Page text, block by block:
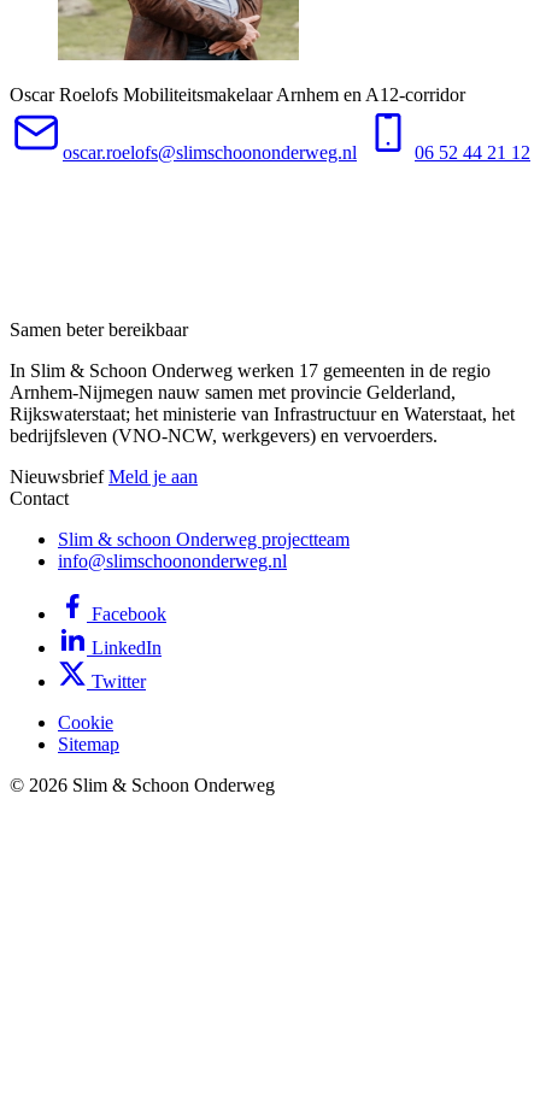
Oscar Roelofs Mobiliteitsmakelaar Arnhem en A12-corridor
oscar.roelofs@slimschoononderweg.nl 06 52 44 21 12
Samen beter bereikbaar
In Slim & Schoon Onderweg werken 17 gemeenten in de regio
Arnhem-Nijmegen nauw samen met provincie Gelderland,
Rijkswaterstaat; het ministerie van Infrastructuur en Waterstaat, het
bedrijfsleven (VNO-NCW, werkgevers) en vervoerders.
Nieuwsbrief Meld je aan
Contact
Slim & schoon Onderweg projectteam
info@slimschoononderweg.nl
Facebook
LinkedIn
Twitter
Cookie
Sitemap
© 2026 Slim & Schoon Onderweg